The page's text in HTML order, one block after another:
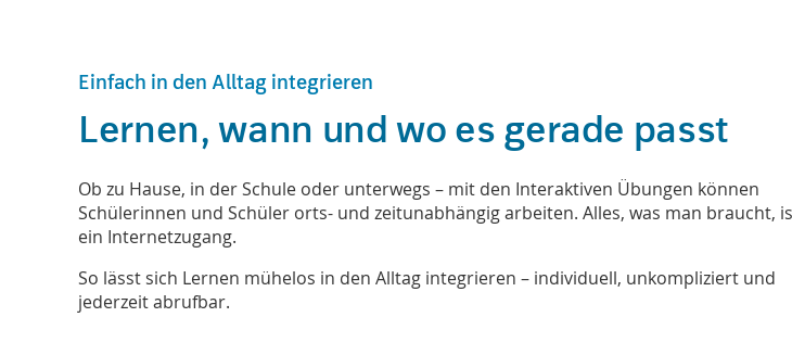
Einfach in den Alltag integrieren
Lernen, wann und wo es gerade passt
Ob zu Hause, in der Schule oder unterwegs – mit den Interaktiven Übungen können
Schülerinnen und Schüler orts- und zeitunabhängig arbeiten. Alles, was man braucht,
ein Internetzugang.
So lässt sich Lernen mühelos in den Alltag integrieren – individuell, unkompliziert und
jederzeit abrufbar.